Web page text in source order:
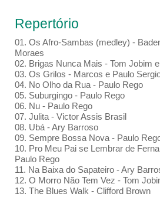
Repertório
01. Os Afro-Sambas (medley) -
Moraes
02. Brigas Nunca Mais - Tom Jobim
03. Os Grilos - Marcos e Paulo
04. No Olho da Rua - Paulo Rego
05. Suburgingo - Paulo Rego
06. Nu - Paulo Rego
07. Julita - Victor Assis Brasil
08. Ubá - Ary Barroso
09. Sempre Bossa Nova - Paulo
10. Pro Meu Pai se Lembrar de
Paulo Rego
11. Na Baixa do Sapateiro - Ary
12. O Morro Não Tem Vez - Tom
13. The Blues Walk - Clifford Brown